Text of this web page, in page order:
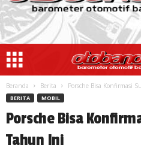
Beranda Berita Porsche Bisa Konfirmasi
BERITA MOBIL
Porsche Bisa
Tahun Ini